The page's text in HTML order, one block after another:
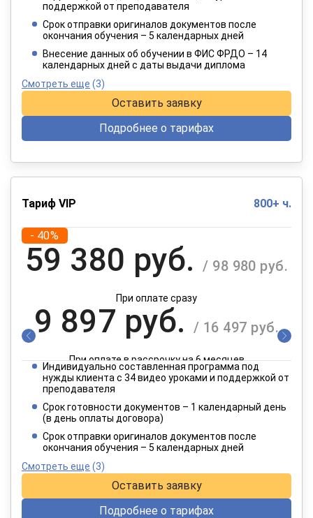
/ 6 415 руб.
При оплате в рассрочку на 12 месяцев
поддержкой от преподавателя
Срок отправки оригиналов документов после
окончания обучения – 5 календарных дней
Внесение данных об обучении в ФИС ФРДО – 14
календарных дней с даты выдачи диплома
Смотреть еще (3)
Оставить заявку
Подробнее о тарифах
Тариф VIP 800+ ч.
- 40%
59 380 руб. / 98 980 руб.
При оплате сразу
9 897 руб. / 16 497 руб.
При оплате в рассрочку на 6 месяцев
4 949 руб. / 8 249 руб.
При оплате в рассрочку на 12 месяцев
Индивидуально составленная программа под
нужды клиента с 34 видео уроками и поддержкой от
преподавателя
Срок готовности документов – 1 календарный день
(в день оплаты договора)
Срок отправки оригиналов документов после
окончания обучения – 5 календарных дней
Смотреть еще (3)
Оставить заявку
Подробнее о тарифах